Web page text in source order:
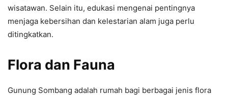
wisatawan. Selain itu, edukasi mengenai pentingnya
menjaga kebersihan dan kelestarian alam juga perlu
ditingkatkan.
Flora dan Fauna
Gunung Sombang adalah rumah bagi berbagai jenis flora